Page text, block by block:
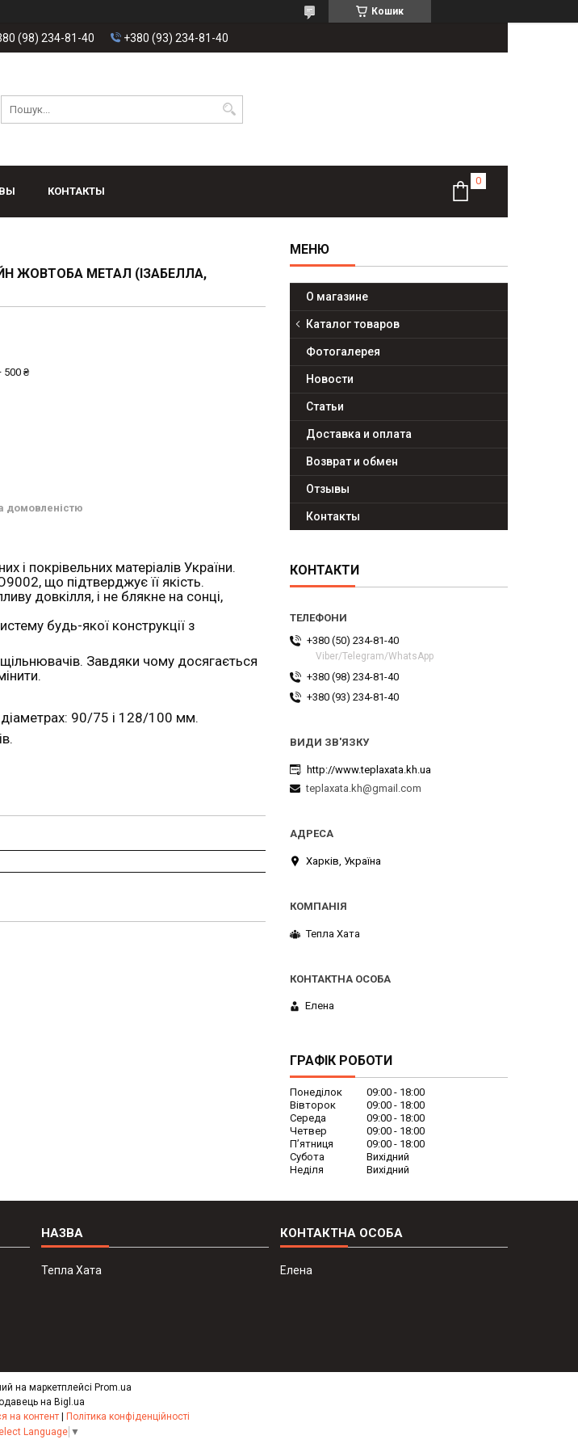
Кошик
(98) 234-81-40 +380 (93) 234-81-40
КОНТАКТЫ
ЖОВТОБА МЕТАЛ (ІЗАБЕЛЛА,
500 ₴
домовленістю
і покрівельних матеріалів України.
що підтверджує її якість.
довкілля, і не блякне на сонці,
будь-якої конструкції з
Завдяки чому досягається
діаметрах: 90/75 і 128/100 мм.
О магазине
Каталог товаров
Фотогалерея
Новости
Статьи
Доставка и оплата
Возврат и обмен
Отзывы
Контакты
КОНТАКТИ
+380 (50) 234-81-40
Viber/Telegram/WhatsApp
+380 (98) 234-81-40
+380 (93) 234-81-40
http://www.teplaxata.kh.ua
teplaxata.kh@gmail.com
Харків, Україна
Тепла Хата
Елена
ГРАФІК РОБОТИ
Понеділок 09:00
18:00
Вівторок
09:00
18:00
Середа
09:00
18:00
Четвер
09:00
18:00
Пʼятниця
09:00
18:00
Субота
Вихідний
Неділя
Вихідний
Тепла Хата Елена
на маркетплейсі Prom.ua
на Bigl.ua
на контент
Політика конфіденційності
Language ▼